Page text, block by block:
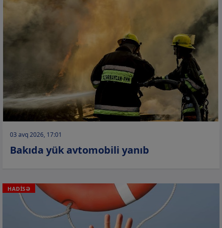
03 avq 2026, 17:01
Bakıda yük avtomobili yanıb
HADİSƏ